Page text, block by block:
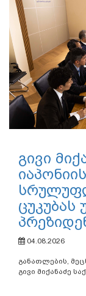
გივი
ცუკუბას
04.08.2026
განათლების,
გივი მიქანაძე